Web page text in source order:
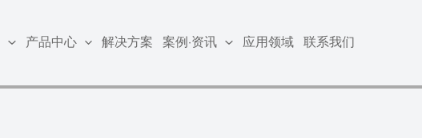
产品中心 解决方案 案例·资讯 应用领域 联系我们